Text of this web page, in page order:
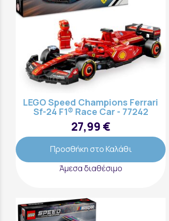
LEGO Speed Champions Ferrari
Sf-24 F1® Race Car - 77242
27,99 €
Προσθήκη στο Καλάθι
Άμεσα διαθέσιμο
Τρόποι Παραγγελίας & Πληρωμής